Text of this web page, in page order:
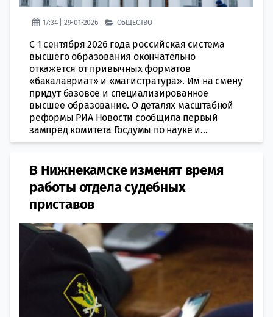
17:34 | 29-01-2026 ОБЩЕСТВО
С 1 сентября 2026 года российская система
высшего образования окончательно
откажется от привычных форматов
«бакалавриат» и «магистратура». Им на смену
придут базовое и специализированное
высшее образование. О деталях масштабной
реформы РИА Новости сообщила первый
зампред комитета Госдумы по науке и...
В Нижнекамске изменят время
работы отдела судебных
приставов